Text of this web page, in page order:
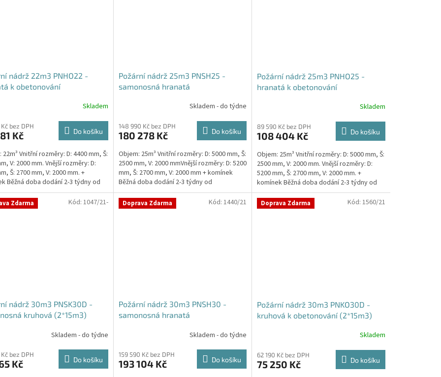
nádrž 22m3 PNHO22 -
k obetonování
Skladem
bez DPH
Kč Do košíku
Vnitřní rozměry: D: 4400 mm, Š:
V: 2000 mm. Vnější rozměry: D:
Š: 2700 mm, V: 2000 mm. +
Běžná doba dodání 2-3 týdny od
Požární nádrž 25m3 PNSH25 -
samonosná hranatá
Skladem - do týdne
148 990 Kč bez DPH
180 278 Kč Do košíku
Objem: 25m³ Vnitřní rozměry: D: 5000 mm, Š:
2500 mm, V: 2000 mmVnější rozměry: D: 5200
mm, Š: 2700 mm, V: 2000 mm + komínek
Běžná doba dodání 2-3 týdny od
objednávky. Rozměry...
Požární nádrž 25m3 PNHO25 -
hranatá k obetonování
produktu
je
z
5
hvězdiček.
Skladem
89 590 Kč bez DPH
108 404 Kč Do košíku
Objem: 25m³ Vnitřní rozměry: D: 5000 mm, Š:
2500 mm, V: 2000 mm. Vnější rozměry: D:
5200 mm, Š: 2700 mm, V: 2000 mm. +
komínek Běžná doba dodání 2-3 týdny od
objednávky....
Zdarma
nádrž 30m3 PNSK30D -
kruhová (2*15m3)
Skladem - do týdne
bez DPH
Kč Do košíku
Kód: 1047/21- Doprava Zdarma
Požární nádrž 30m3 PNSH30 -
samonosná hranatá
Skladem - do týdne
159 590 Kč bez DPH
193 104 Kč Do košíku
Kód: 1440/21 Doprava Zdarma
Požární nádrž 30m3 PNKO30D -
kruhová k obetonování (2*15m3)
Skladem
62 190 Kč bez DPH
75 250 Kč Do košíku
Kód: 1560/21